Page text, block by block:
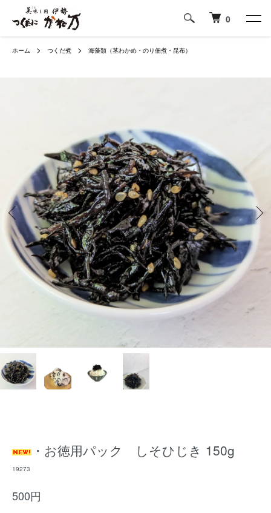
0
ホーム つくだ煮 海藻類（茎わかめ・のり佃煮・昆布）
・お徳用パック しそひじき 150g
19273
500円